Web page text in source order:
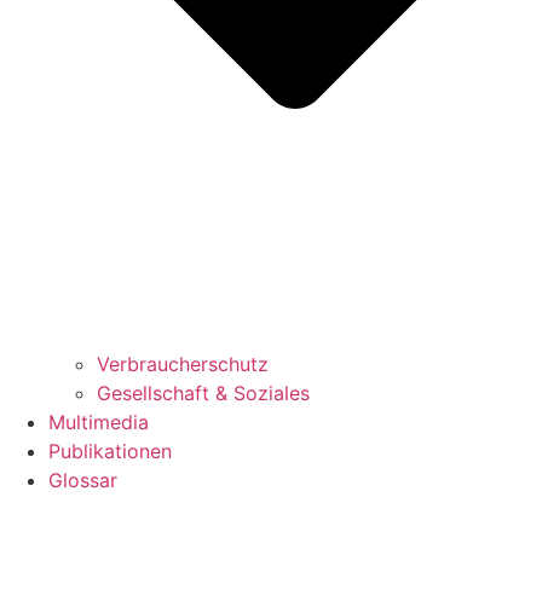
Verbraucherschutz
Gesellschaft & Soziales
Multimedia
Publikationen
Glossar